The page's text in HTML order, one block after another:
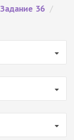
Задание 36 /